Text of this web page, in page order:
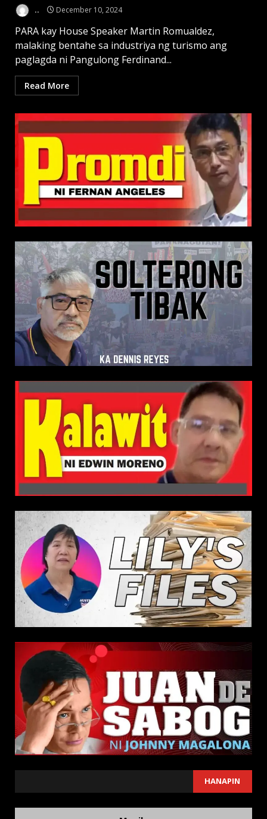
.. December 10, 2024
PARA kay House Speaker Martin Romualdez,
malaking bentahe sa industriya ng turismo ang
paglagda ni Pangulong Ferdinand...
Read More
HANAPIN